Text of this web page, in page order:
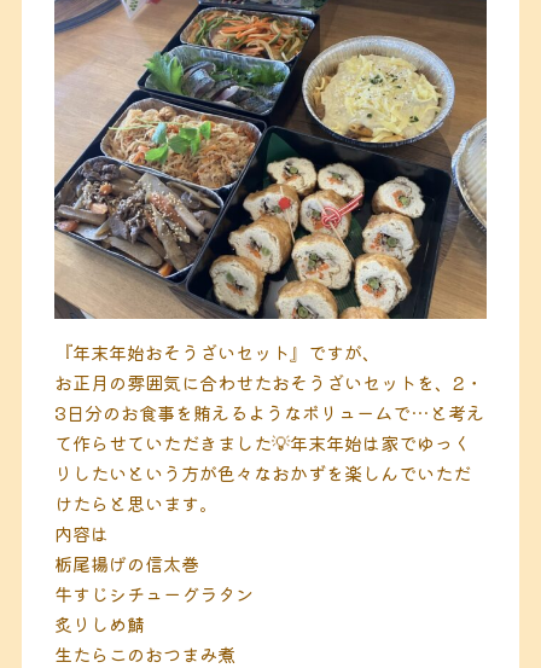
『年末年始おそうざいセット』ですが、
お正月の雰囲気に合わせたおそうざいセットを、2・
3日分のお食事を賄えるようなボリュームで…と考え
て作らせていただきました💡年末年始は家でゆっく
りしたいという方が色々なおかずを楽しんでいただ
けたらと思います。
内容は
栃尾揚げの信太巻
牛すじシチューグラタン
炙りしめ鯖
生たらこのおつまみ煮